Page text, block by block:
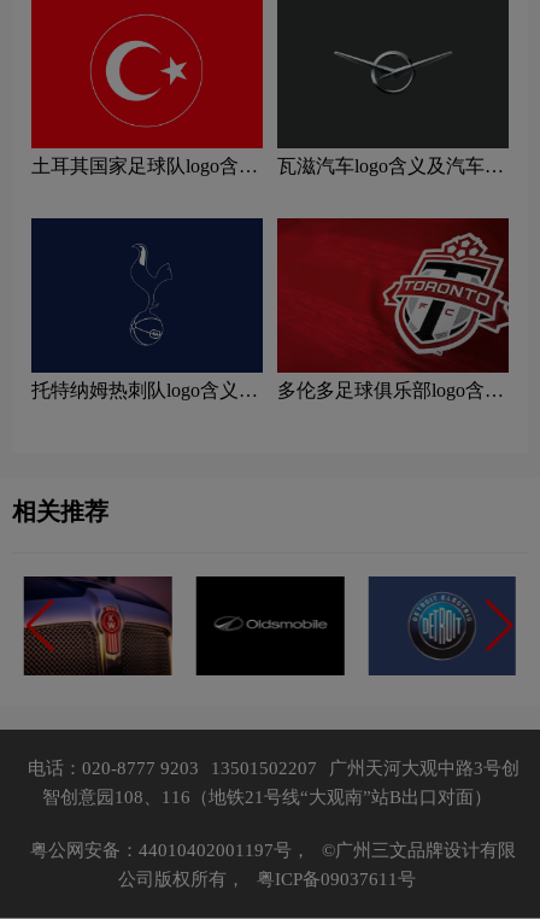
土耳其国家足球队logo含义
瓦滋汽车logo含义及汽车品
托特纳姆热刺队logo含义及
多伦多足球俱乐部logo含义
相关推荐
电话：020-8777 9203 13501502207
广州天河大观中路3号创
智创意园108、116（地铁21号线“大观南”站B出口对面）
粤公网安备：44010402001197号，
©广州三文品牌设计有限
公司版权所有，
粤ICP备09037611号